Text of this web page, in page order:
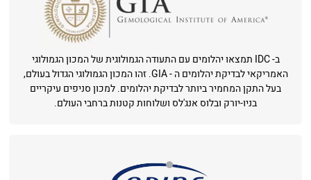
ב- IDC תמצאו יהלומים עם התעודה הגמולוגית של המכון הגמולוגי
האמריקאי לבדיקת יהלומים ה - GIA. זהו המכון הגמולוגי הגדול בעולם,
בעל התקן המחמיר ביותר לבדיקת יהלומים. למכון סניפים עיקריים
בניו-יורק ובלוס אנג'לס ושלוחות קטנות ברחבי העולם.